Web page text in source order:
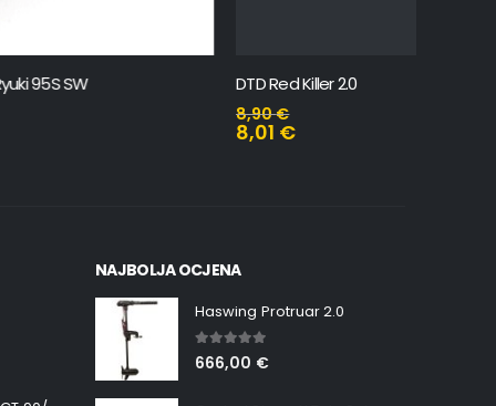
NAJBOLJA OCJENA
Haswing Protruar 2.0
5.00 out of 5
666,00 €